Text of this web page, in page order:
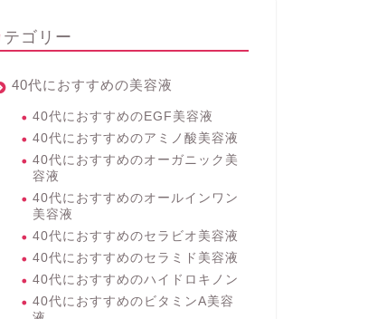
カテゴリー
40代におすすめの美容液
40代におすすめのEGF美容液
40代におすすめのアミノ酸美容液
40代におすすめのオーガニック美
容液
40代におすすめのオールインワン
美容液
40代におすすめのセラビオ美容液
40代におすすめのセラミド美容液
40代におすすめのハイドロキノン
40代におすすめのビタミンA美容